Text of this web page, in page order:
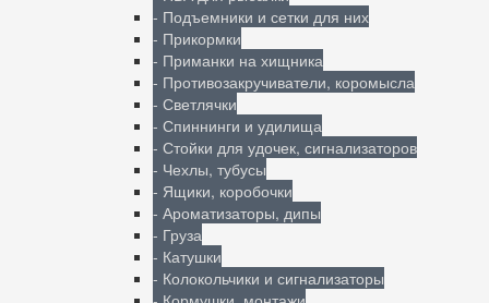
- Подъемники и сетки для них
- Прикормки
- Приманки на хищника
- Противозакручиватели, коромысла
- Светлячки
- Спиннинги и удилища
- Стойки для удочек, сигнализаторов
- Чехлы, тубусы
- Ящики, коробочки
- Ароматизаторы, дипы
- Груза
- Катушки
- Колокольчики и сигнализаторы